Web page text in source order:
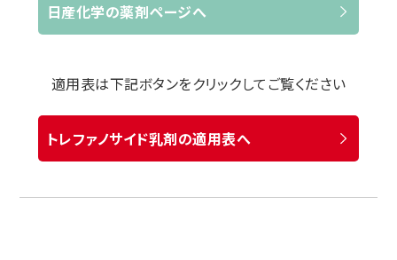
日産化学の薬剤ページへ
適用表は下記ボタンをクリックしてご覧ください
トレファノサイド乳剤の適用表へ